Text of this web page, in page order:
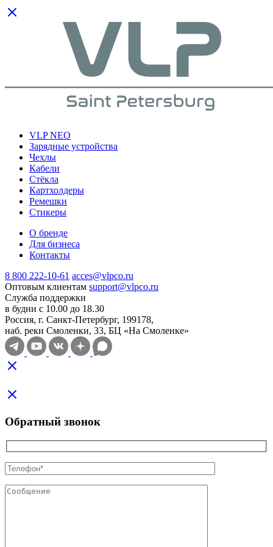
VLP NEO
Зарядные устройства
Чехлы
Кабели
Cтёкла
Картхолдеры
Ремешки
Стикеры
О бренде
Для бизнеса
Контакты
8 800 222-10-61 acces@vlpco.ru
Оптовым клиентам support@vlpco.ru
Служба поддержки
в будни с 10.00 до 18.30
Россия, г. Санкт-Петербург, 199178,
наб. реки Смоленки, 33, БЦ «На Смоленке»
Обратный звонок